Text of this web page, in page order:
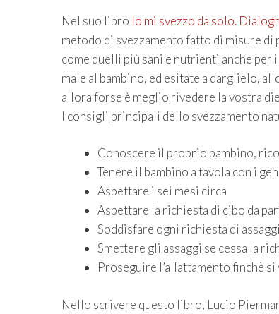
Nel suo libro Io mi svezzo da solo.
metodo di svezzamento fatto di misure
come quelli più sani e nutrienti anche per
male al bambino, ed esitate a darglielo,
allora forse è meglio rivedere la vostra
I consigli principali dello svezzamento
Conoscere il proprio bambino,
Tenere il bambino a tavola con i
Aspettare i sei mesi circa
Aspettare la richiesta di cibo da
Soddisfare ogni richiesta di
Smettere gli assaggi se cessa la
Proseguire l’allattamento finchè si
Nello scrivere questo libro, Lucio